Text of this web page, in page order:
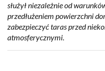
służył niezależnie od
przedłużeniem powierzchni
zabezpieczyć taras przed
atmosferycznymi.